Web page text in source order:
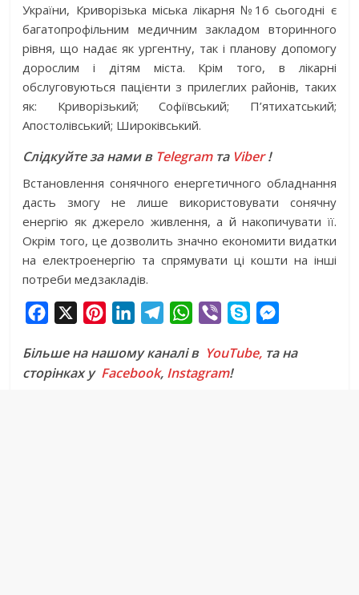
України, Криворізька міська лікарня №16 сьогодні є
багатопрофільним медичним закладом вторинного
рівня, що надає як ургентну, так і планову допомогу
дорослим і дітям міста. Крім того, в лікарні
обслуговуються пацієнти з прилеглих районів, таких
як: Криворізький; Софіївський; П’ятихатський;
Апостолівський; Широківський.
Слідкуйте за нами в Telegramта Viber!
Встановлення сонячного енергетичного обладнання
дасть змогу не лише використовувати сонячну
енергію як джерело живлення, а й накопичувати її.
Окрім того, це дозволить значно економити видатки
на електроенергію та спрямувати ці кошти на інші
потреби медзакладів.
c
e
n
t
n
k
l
e
W
a
t
b
e
y
s
Більше на нашому каналі в YouTube, та на
сторінках у Facebook, Instagram!